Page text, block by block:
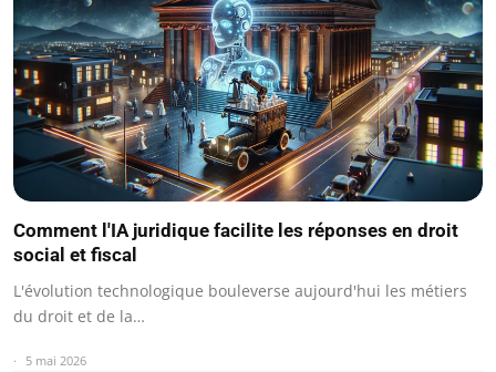
Comment l'IA juridique facilite les réponses en droit
social et fiscal
L'évolution technologique bouleverse aujourd'hui les métiers
du droit et de la…
5 mai 2026